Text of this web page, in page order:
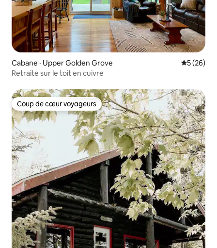
Cabane · Upper Golden Grove Note
5 (26)
Retraite sur le toit en cuivre
Coup de cœur voyageurs
Coup de cœur voyageurs